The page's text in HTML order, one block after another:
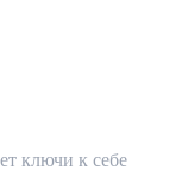
ключи к себе